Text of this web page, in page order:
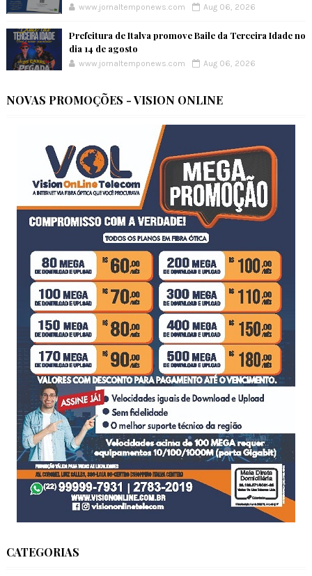
www.jornaltemponews.com Aug 06, 2026
Prefeitura de Italva promove Baile da Terceira Idade no
dia 14 de agosto
www.jornaltemponews.com Aug 06, 2026
NOVAS PROMOÇÕES - VISION ONLINE
CATEGORIAS